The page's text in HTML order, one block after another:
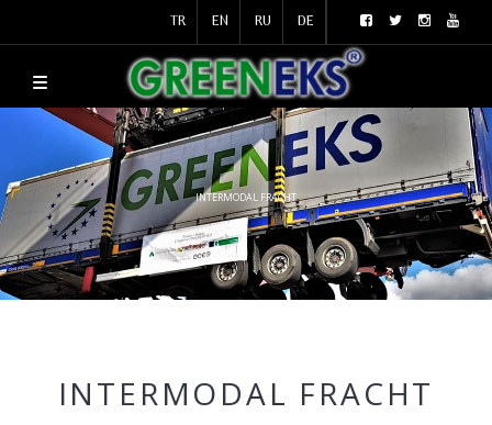
TR EN RU DE
INTERMODAL FRACHT
INTERMODAL FRACHT